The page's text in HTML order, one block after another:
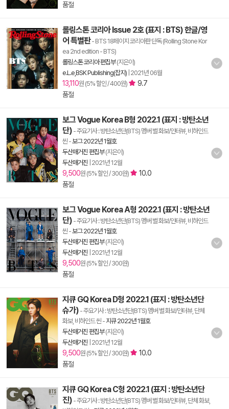
품절
롤링스톤 코리아 Issue 2호 (표지 : BTS) 한글/영
어 특별판- BTS 18페이지 코리아판 단독 (Rolling Stone Kor
ea 2nd edition - BTS)
롤링스톤 코리아 편집부(지은이)
e.L.e,BSK Publishing(잡지) 2021년 06월
13,110원 (5% 할인 / 400원)
9.7
품절
보그 Vogue Korea B형 2022.1 (표지 : 방탄소년
단) - 주요기사 : 방탄소년단(BTS) 멤버 별 화보/인터뷰, 비하인드
씬 -보그 2022년 1월호
두산매거진 편집부(지은이)
두산매거진 2021년 12월
9,500원 (5% 할인 / 300원)
10.0
품절
보그 Vogue Korea A형 2022.1 (표지 : 방탄소년
단) - 주요기사 : 방탄소년단(BTS) 멤버 별 화보/인터뷰, 비하인드
씬 -보그 2022년 1월호
두산매거진 편집부(지은이)
두산매거진 2021년 12월
9,500원 (5% 할인 / 300원)
품절
지큐 GQ Korea D형 2022.1 (표지 : 방탄소년단
슈가) - 주요기사 : 방탄소년단(BTS) 멤버 별 화보/인터뷰, 단체
화보, 비하인드 씬 - 지큐 2022년 1월호
두산매거진 편집부(지은이)
두산매거진 2021년 12월
9,500원 (5% 할인 / 300원)
10.0
품절
지큐 GQ Korea C형 2022.1 (표지 : 방탄소년단
진) - 주요기사 : 방탄소년단(BTS) 멤버 별 화보/인터뷰, 단체 화보,